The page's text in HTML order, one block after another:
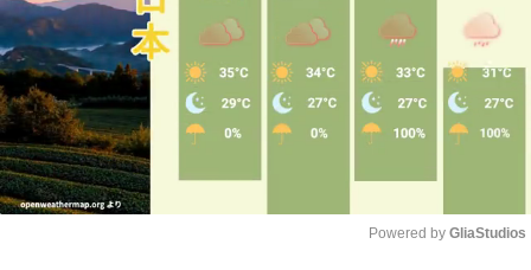
Powered by GliaStudios